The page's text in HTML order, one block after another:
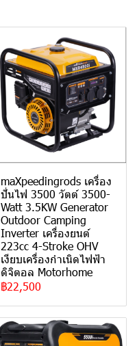
maXpeedingrods เครื่อง
ปั่นไฟ 3500 วัตต์ 3500-
Watt 3.5KW Generator
Outdoor Camping
Inverter เครื่องยนต์
223cc 4-Stroke OHV
เงียบเครื่องกําเนิดไฟฟ้า
ดิจิตอล Motorhome
฿22,500